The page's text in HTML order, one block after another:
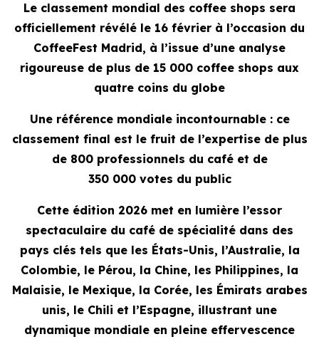
Le classement mondial des coffee shops sera
officiellement révélé le 16 février à l’occasion du
CoffeeFest Madrid, à l’issue d’une analyse
rigoureuse de plus de 15 000 coffee shops aux
quatre coins du globe
Une référence mondiale incontournable : ce
classement final est le fruit de l’expertise de plus
de 800 professionnels du café et de
350 000 votes du public
Cette édition 2026 met en lumière l’essor
spectaculaire du café de spécialité dans des
pays clés tels que les États-Unis, l’Australie, la
Colombie, le Pérou, la Chine, les Philippines, la
Malaisie, le Mexique, la Corée, les Émirats arabes
unis, le Chili et l’Espagne, illustrant une
dynamique mondiale en pleine effervescence